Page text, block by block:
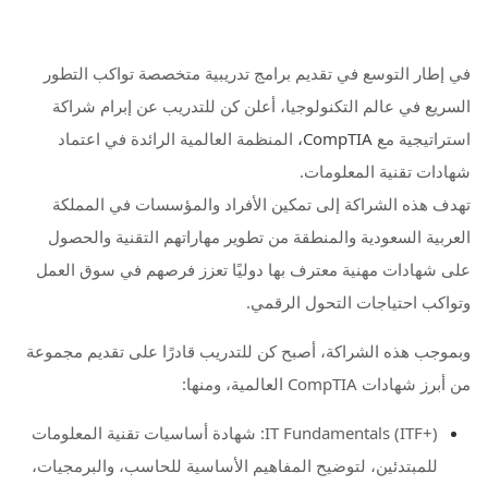
في إطار التوسع في تقديم برامج تدريبية متخصصة تواكب التطور
السريع في عالم التكنولوجيا، أعلن كن للتدريب عن إبرام شراكة
استراتيجية مع CompTIA، المنظمة العالمية الرائدة في اعتماد
شهادات تقنية المعلومات.
تهدف هذه الشراكة إلى تمكين الأفراد والمؤسسات في المملكة
العربية السعودية والمنطقة من تطوير مهاراتهم التقنية والحصول
على شهادات مهنية معترف بها دوليًا تعزز فرصهم في سوق العمل
وتواكب احتياجات التحول الرقمي.
وبموجب هذه الشراكة، أصبح كن للتدريب قادرًا على تقديم مجموعة
من أبرز شهادات CompTIA العالمية، ومنها:
IT Fundamentals (ITF+): شهادة أساسيات تقنية المعلومات
للمبتدئين، لتوضيح المفاهيم الأساسية للحاسب، والبرمجيات،